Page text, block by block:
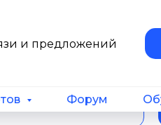
и предложений
Форум